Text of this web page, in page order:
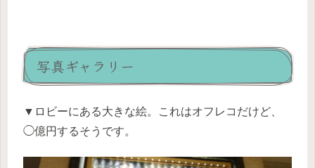
写真ギャラリー
▼ロビーにある大きな絵。これはオフレコだけど、
◯億円するそうです。